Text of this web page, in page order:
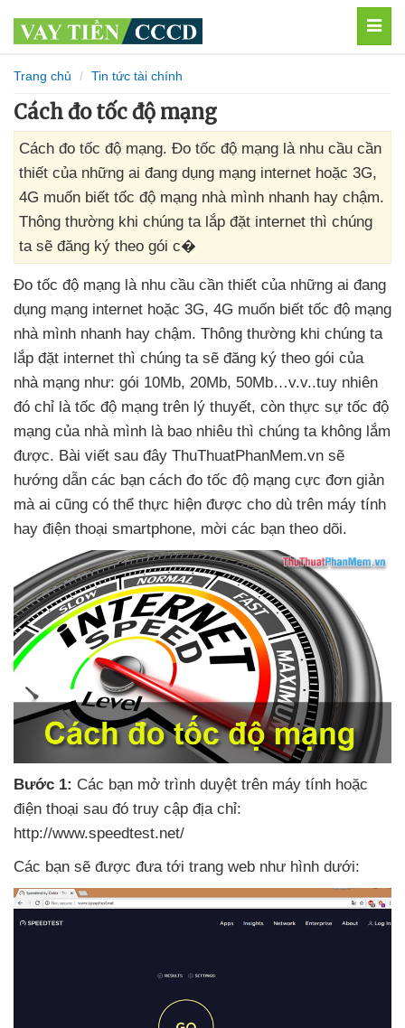
Trang chủ Tin tức tài chính
Cách đo tốc độ mạng
Cách đo tốc độ mạng. Đo tốc độ mạng là nhu cầu cần
thiết của những ai đang dụng mạng internet hoặc 3G,
4G muốn biết tốc độ mạng nhà mình nhanh hay chậm.
Thông thường khi chúng ta lắp đặt internet thì chúng
ta sẽ đăng ký theo gói c�
Đo tốc độ mạng là nhu cầu cần thiết của những ai đang
dụng mạng internet hoặc 3G, 4G muốn biết tốc độ mạng
nhà mình nhanh hay chậm. Thông thường khi chúng ta
lắp đặt internet thì chúng ta sẽ đăng ký theo gói của
nhà mạng như: gói 10Mb, 20Mb, 50Mb…v.v..tuy nhiên
đó chỉ là tốc độ mạng trên lý thuyết, còn thực sự tốc độ
mạng của nhà mình là bao nhiêu thì chúng ta không lắm
được. Bài viết sau đây ThuThuatPhanMem.vn sẽ
hướng dẫn các bạn cách đo tốc độ mạng cực đơn giản
mà ai cũng có thể thực hiện được cho dù trên máy tính
hay điện thoại smartphone, mời các bạn theo dõi.
Bước 1: Các bạn mở trình duyệt trên máy tính hoặc
điện thoại sau đó truy cập địa chỉ:
http://www.speedtest.net/
Các bạn sẽ được đưa tới trang web như hình dưới: